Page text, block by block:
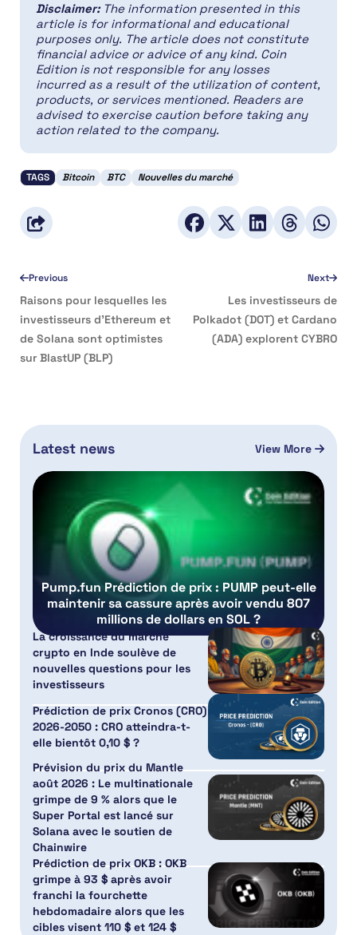
Disclaimer: The information presented in this
article is for informational and educational
purposes only. The article does not constitute
financial advice or advice of any kind. Coin
Edition is not responsible for any losses
incurred as a result of the utilization of content,
products, or services mentioned. Readers are
advised to exercise caution before taking any
action related to the company.
TAGS Bitcoin BTC Nouvelles du marché
Previous
Raisons pour lesquelles les
investisseurs d’Ethereum et
de Solana sont optimistes
sur BlastUP (BLP)
Next
Les investisseurs de
Polkadot (DOT) et Cardano
(ADA) explorent CYBRO
Latest news View More
Pump.fun Prédiction de prix : PUMP peut-elle
maintenir sa cassure après avoir vendu 807
millions de dollars en SOL ?
La croissance du marché
crypto en Inde soulève de
nouvelles questions pour les
investisseurs
Prédiction de prix Cronos (CRO)
2026-2050 : CRO atteindra-t-
elle bientôt 0,10 $ ?
Prévision du prix du Mantle
août 2026 : Le multinationale
grimpe de 9 % alors que le
Super Portal est lancé sur
Solana avec le soutien de
Chainwire
Prédiction de prix OKB : OKB
grimpe à 93 $ après avoir
franchi la fourchette
hebdomadaire alors que les
cibles visent 110 $ et 124 $